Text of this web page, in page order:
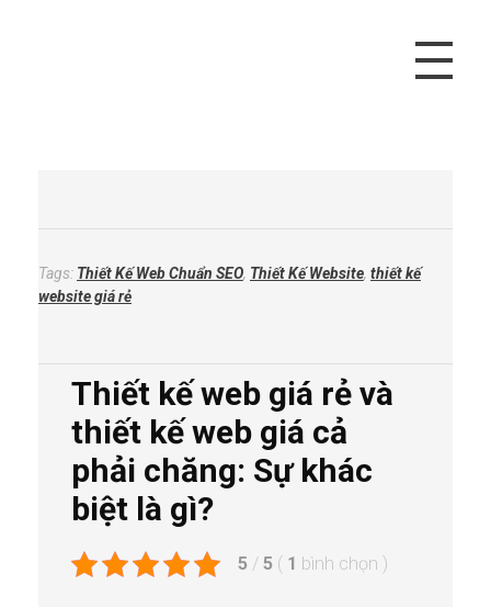
Thiết kế web giá rẻ và
thiết kế web giá cả
phải chăng: Sự khác
biệt là gì?
5 / 5 ( 1 bình chọn)
Tags: Thiết Kế Web Chuẩn SEO, Thiết Kế Website, thiết kế
website giá rẻ